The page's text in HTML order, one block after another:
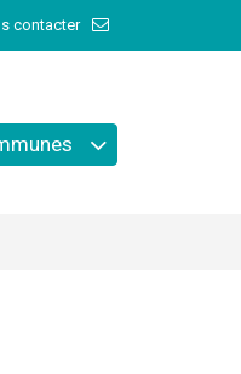
contacter